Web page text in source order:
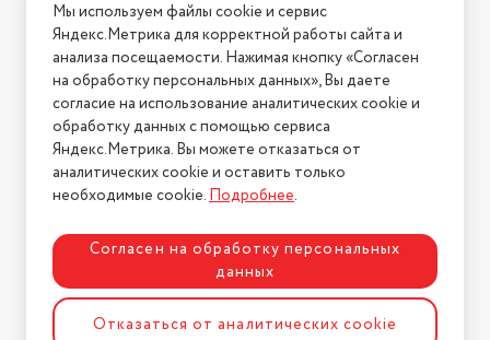
Условия возврата
Нашли ошибку на сайте? Напишите нам
2026 © Интернет-магазин "АстМаркет". У нас есть всё!
Политика конфиденциальности
Разработка сайтаASTDESIGN
Мы используем файлы cookie и сервис
Яндекс.Метрика для корректной работы сайта и
анализа посещаемости. Нажимая кнопку «Согласен
на обработку персональных данных», Вы даете
согласие на использование аналитических cookie и
обработку данных с помощью сервиса
Яндекс.Метрика. Вы можете отказаться от
аналитических cookie и оставить только
необходимые cookie.Подробнее.
Согласен на обработку персональных
данных
Отказаться от аналитических cookie